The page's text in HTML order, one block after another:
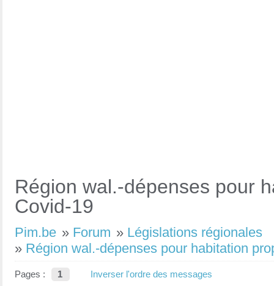
Région wal.-dépenses pour
Covid-19
Pim.be » Forum » Législations régionales
» Région wal.-dépenses pour habitation
Pages : 1 Inverser l'ordre des messages